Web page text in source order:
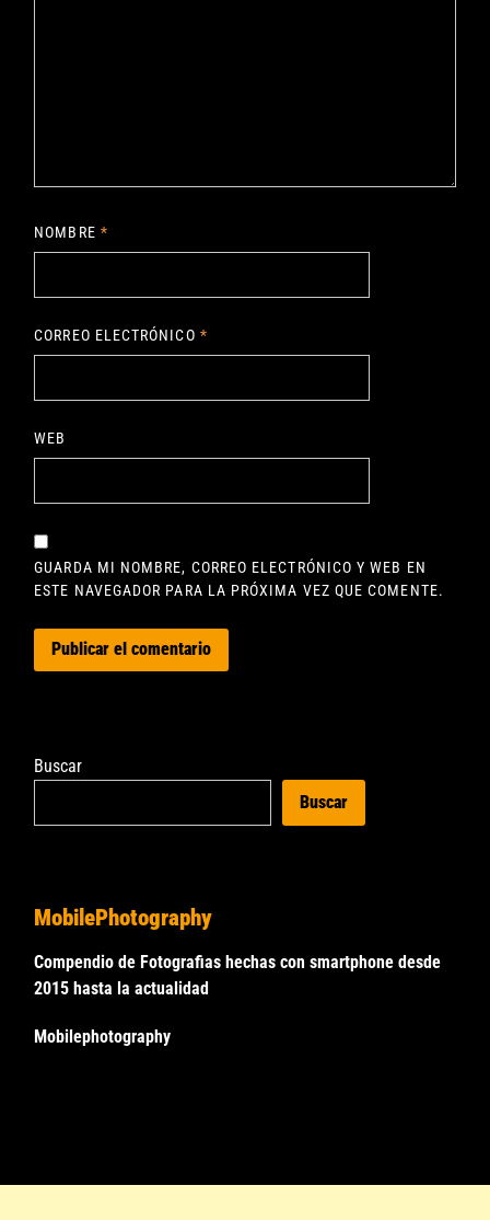
NOMBRE *
CORREO ELECTRÓNICO *
WEB
GUARDA MI NOMBRE, CORREO ELECTRÓNICO Y WEB EN
ESTE NAVEGADOR PARA LA PRÓXIMA VEZ QUE COMENTE.
Buscar
Buscar
MobilePhotography
Compendio de Fotografias hechas con smartphone desde
2015 hasta la actualidad
Mobilephotography